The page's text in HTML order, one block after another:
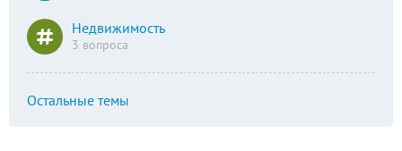
Недвижимость
3 вопроса
Остальные темы